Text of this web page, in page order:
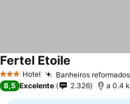
3 EstrelasHotel Banheiros
Fertel Etoile
8,5 Excelente 2.326 a 0.4